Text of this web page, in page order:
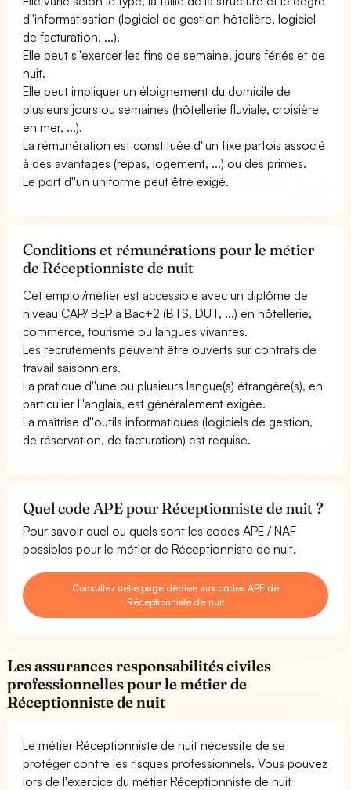
d''informatisation (logiciel de gestion hôtelière, logiciel
de facturation, ...).
Elle peut s''exercer les fins de semaine, jours fériés et de
nuit.
Elle peut impliquer un éloignement du domicile de
plusieurs jours ou semaines (hôtellerie fluviale, croisière
en mer, ...).
La rémunération est constituée d''un fixe parfois associé
à des avantages (repas, logement, ...) ou des primes.
Le port d''un uniforme peut être exigé.
Conditions et rémunérations pour le métier
de Réceptionniste de nuit
Cet emploi/métier est accessible avec un diplôme de
niveau CAP/ BEP à Bac+2 (BTS, DUT, ...) en hôtellerie,
commerce, tourisme ou langues vivantes.
Les recrutements peuvent être ouverts sur contrats de
travail saisonniers.
La pratique d''une ou plusieurs langue(s) étrangère(s), en
particulier l''anglais, est généralement exigée.
La maîtrise d''outils informatiques (logiciels de gestion,
de réservation, de facturation) est requise.
Quel code APE pour Réceptionniste de nuit ?
Pour savoir quel ou quels sont les codes APE / NAF
possibles pour le métier de Réceptionniste de nuit.
Consultez cette page dédiée aux codes APE de
Réceptionniste de nuit
Les assurances responsabilités civiles
professionnelles pour le métier de
Réceptionniste de nuit
Le métier Réceptionniste de nuit nécessite de se
protéger contre les risques professionnels. Vous pouvez
lors de l'exercice du métier Réceptionniste de nuit